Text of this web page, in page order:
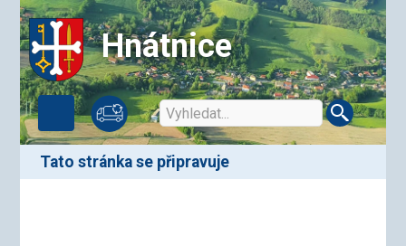
Hnátnice
Tato stránka se připravuje